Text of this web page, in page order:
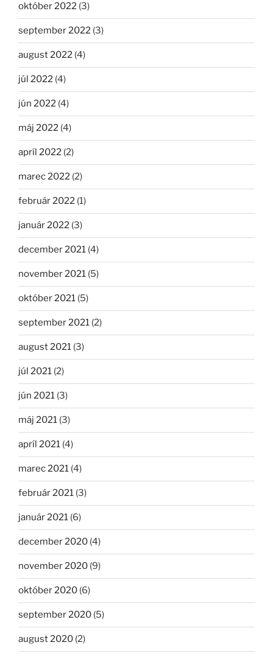
október 2022 (3)
september 2022 (3)
august 2022 (4)
júl 2022 (4)
jún 2022 (4)
máj 2022 (4)
apríl 2022 (2)
marec 2022 (2)
február 2022 (1)
január 2022 (3)
december 2021 (4)
november 2021 (5)
október 2021 (5)
september 2021 (2)
august 2021 (3)
júl 2021 (2)
jún 2021 (3)
máj 2021 (3)
apríl 2021 (4)
marec 2021 (4)
február 2021 (3)
január 2021 (6)
december 2020 (4)
november 2020 (9)
október 2020 (6)
september 2020 (5)
august 2020 (2)